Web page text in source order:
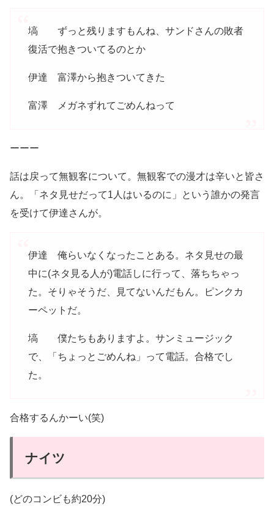
塙 ずっと残りますもんね、サンドさんの敗者
復活で抱きついてるのとか
伊達 富澤から抱きついてきた
富澤 メガネずれてごめんねって
ーーー
話は戻って無観客について。無観客での漫才は辛いと皆さ
ん。「ネタ見せだって1人はいるのに」という誰かの発言
を受けて伊達さんが。
伊達 俺らいなくなったことある。ネタ見せの最
中に(ネタ見る人が)電話しに行って、落ちちゃっ
た。そりゃそうだ、見てないんだもん。ピンクカ
ーペットだ。
塙 僕たちもありますよ。サンミュージック
で、「ちょっとごめんね」って電話。合格でし
た。
合格するんかーい(笑)
ナイツ
(どのコンビも約20分)